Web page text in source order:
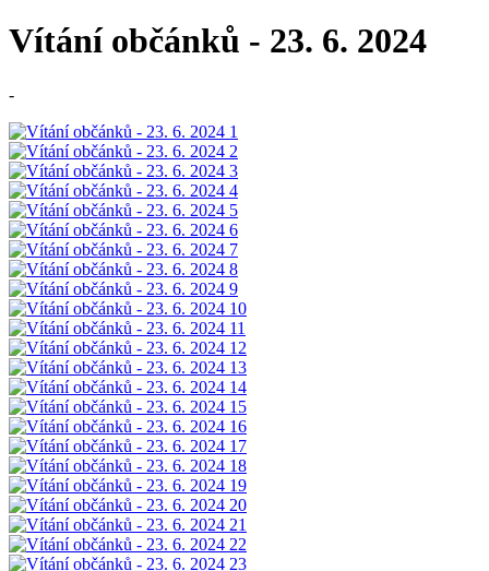
Vítání občánků - 23. 6. 2024
-